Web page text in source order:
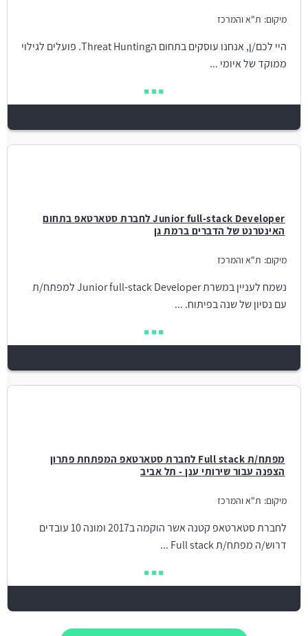
מיקום: ת"א והמרכז
היי לכם/ן, אנחנו עוסקים בתחום הThreat Hunting. פועלים לגילוי
ממוקד של איומי ...
Junior full-stack Developer לחברת סטארטאפ בתחום
האינטרנט של הדברים ברמת גן
מיקום: ת"א והמרכז
נשמח לעניין במשרת Junior full-stack Developer למפתח/ת
עם נסיון של שנה בפיתוח. ...
מפתח/ת Full stack לחברת סטארטאפ המפתחת פתרון
הצפנה עבור שירותי ענן - תל אביב
מיקום: ת"א והמרכז
לחברת סטארטאפ קטנה אשר הוקמה ב2017 ומונה 10 עובדים
דרוש/ה מפתח/ת Full stack ...